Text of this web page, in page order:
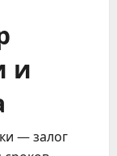
и
— залог